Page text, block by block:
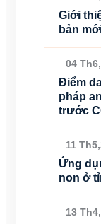
Giới
bản
04
Điểm
pháp
trước
11
Ứng
non ở
13